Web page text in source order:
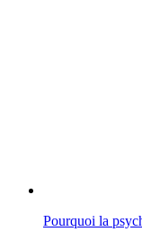
Pourquoi la